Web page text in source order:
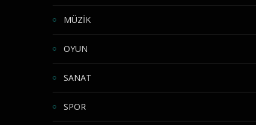
MÜZİK
OYUN
SANAT
SPOR